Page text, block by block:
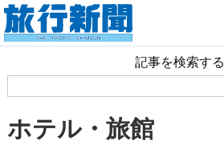
記事を検索する
ホテル・旅館